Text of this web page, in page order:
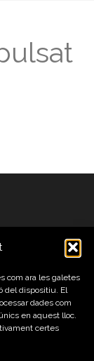
com ara les galetes
del dispositiu. El
dades com
en aquest lloc.
certes